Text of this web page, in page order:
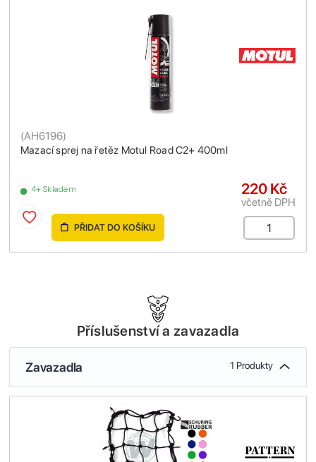
Mazací sprej na řetěz Motul Road C2+ 400ml
(AH6196)
4+ Skladem 220 Kč
včetně DPH
PŘIDAT DO KOŠÍKU
Příslušenství a zavazadla
Zavazadla 1 Produkty